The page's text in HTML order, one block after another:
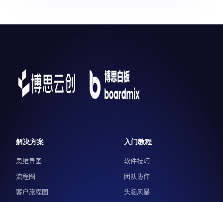
解决方案
思维导图
流程图
客户旅程图
入门教程
软件技巧
团队协作
头脑风暴